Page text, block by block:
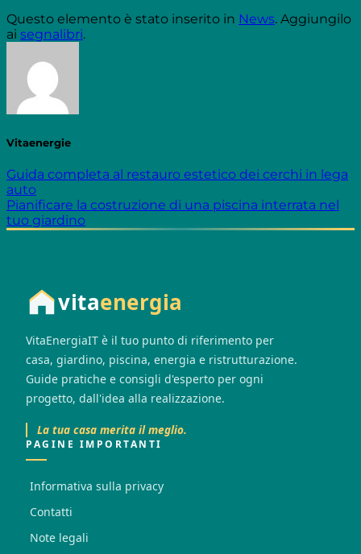
Questo elemento è stato inserito in News. Aggiungilo
ai segnalibri.
Vitaenergie
Guida completa al restauro estetico dei cerchi in lega
auto
Pianificare la costruzione di una piscina interrata nel
tuo giardino
vitaenergia
VitaEnergiaIT è il tuo punto di riferimento per
casa, giardino, piscina, energia e ristrutturazione.
Guide pratiche e consigli d'esperto per ogni
progetto, dall'idea alla realizzazione.
La tua casa merita il meglio.
PAGINE IMPORTANTI
Informativa sulla privacy
Contatti
Note legali